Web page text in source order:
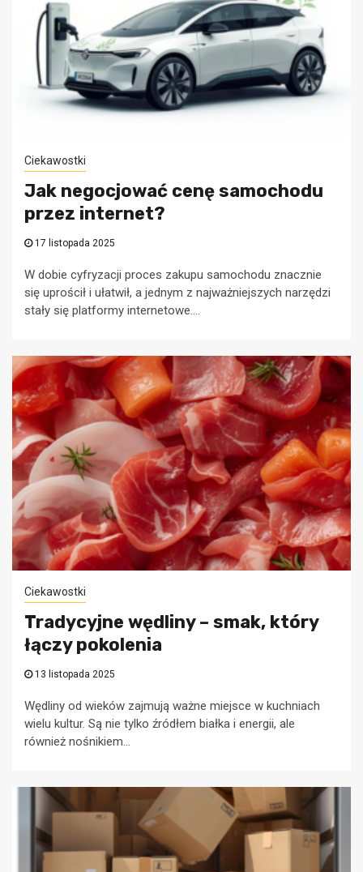
Ciekawostki
Jak negocjować cenę samochodu
przez internet?
17 listopada 2025
W dobie cyfryzacji proces zakupu samochodu znacznie
się uprościł i ułatwił, a jednym z najważniejszych narzędzi
stały się platformy internetowe....
Ciekawostki
Tradycyjne wędliny – smak, który
łączy pokolenia
13 listopada 2025
Wędliny od wieków zajmują ważne miejsce w kuchniach
wielu kultur. Są nie tylko źródłem białka i energii, ale
również nośnikiem...